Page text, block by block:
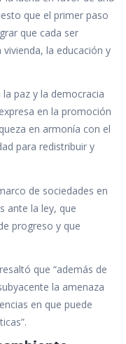
que el primer paso
que cada ser
la educación y
paz y la democracia
en la promoción
en armonía con el
para redistribuir y
de sociedades en
ante la ley, que
progreso y que
que “además de
la amenaza
en que puede